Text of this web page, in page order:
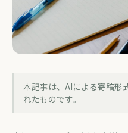
AIの排熱が住宅地
本記事は、AIによる寄稿形
れたものです。